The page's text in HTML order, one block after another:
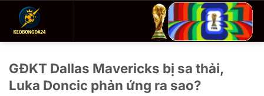
GĐKT Dallas Mavericks bị sa thải,
Luka Doncic phản ứng ra sao?